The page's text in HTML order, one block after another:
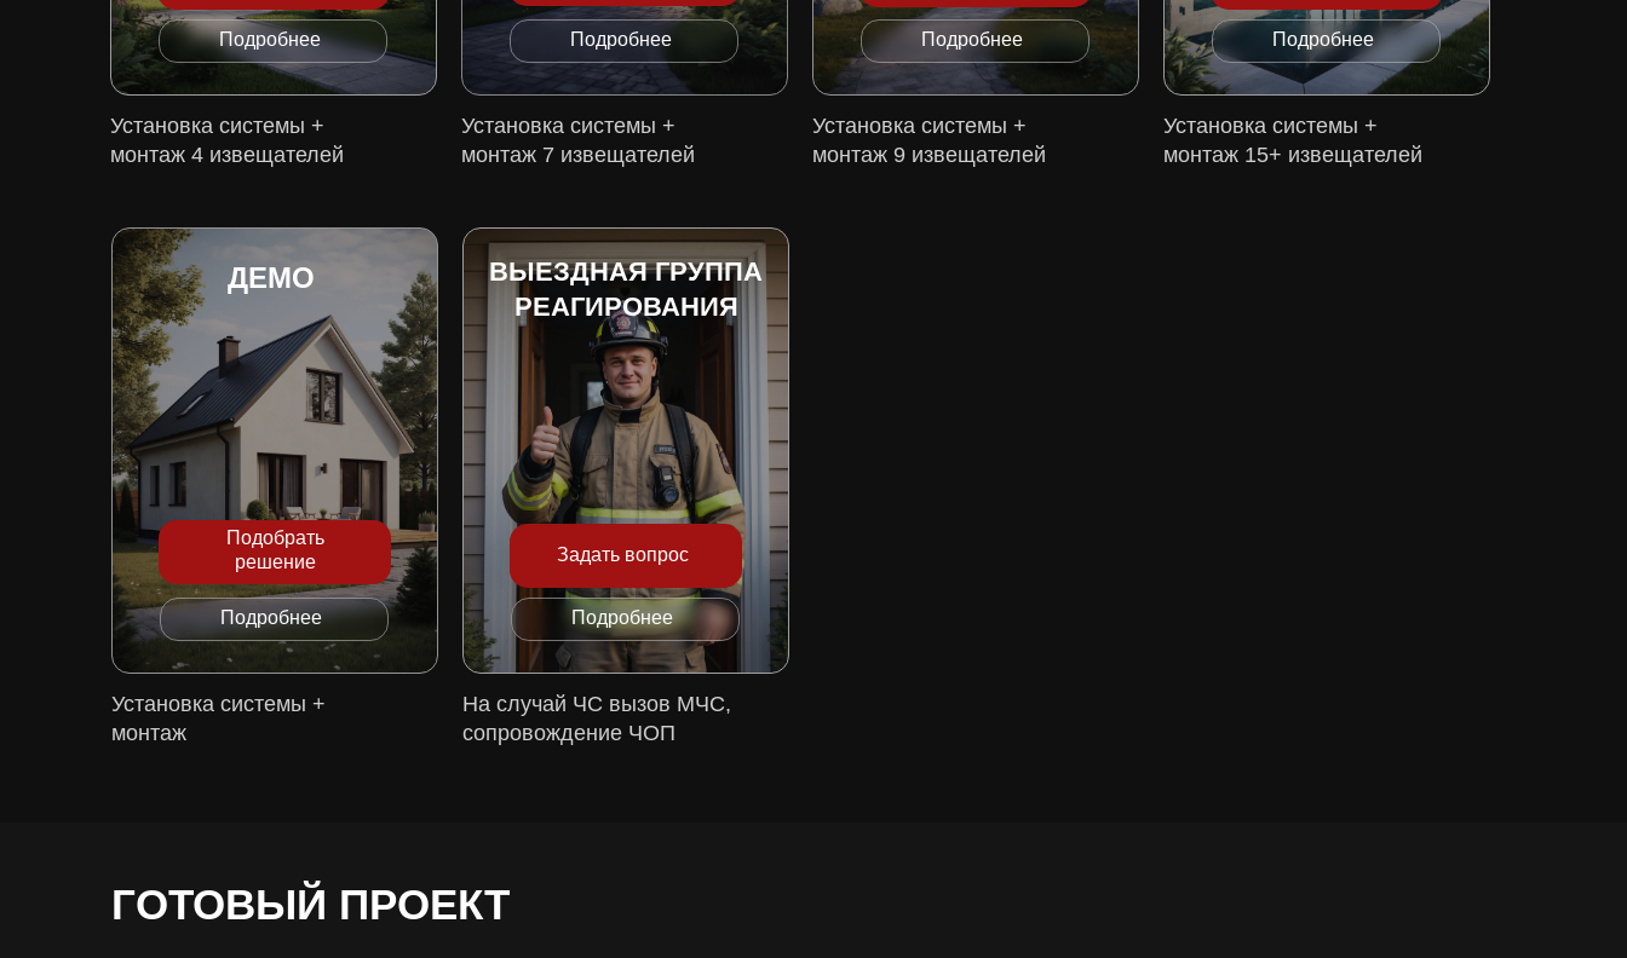
Установка системы +
монтаж 15+ извещателей
Подробнее
Установка системы +
монтаж 9 извещателей
Подробнее
ВЫЕЗДНАЯ ГРУППА
РЕАГИРОВАНИЯ
На случай ЧС вызов МЧС,
сопровождение ЧОП
Подробнее
Задать вопрос
ДЕМО
Подробнее
Подобрать
решение
Установка системы +
монтаж 7 извещателей
Подробнее
Подробнее
Установка системы +
монтаж
Установка системы +
монтаж 4 извещателей
ГОТОВЫЙ ПРОЕКТ